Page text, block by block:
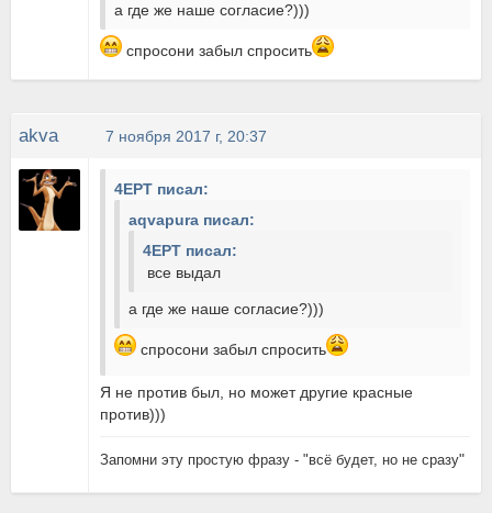
а где же наше согласие?)))
спросони забыл спросить
akva 7 ноября 2017 г, 20:37
4EPT писал:
aqvapura писал:
4EPT писал:
все выдал
а где же наше согласие?)))
спросони забыл спросить
Я не против был, но может другие красные
против)))
Запомни эту простую фразу - "всё будет, но не сразу"